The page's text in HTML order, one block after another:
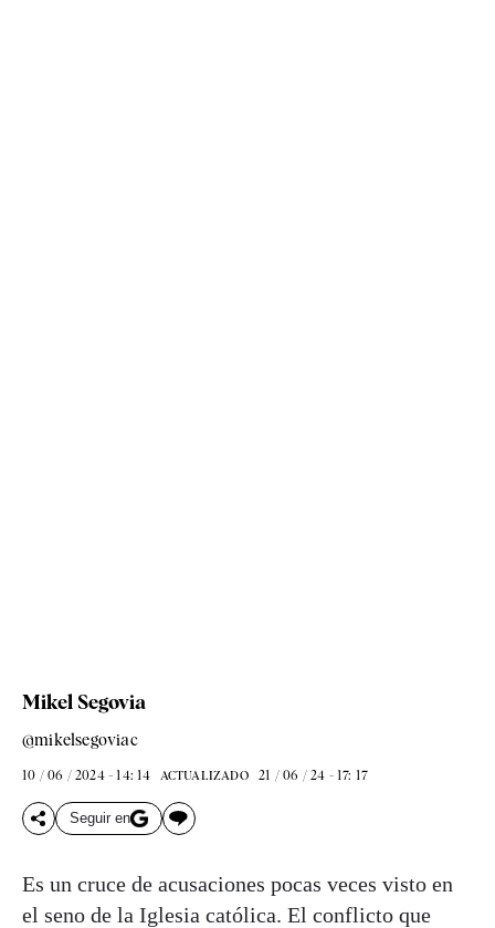
Mikel Segovia
@mikelsegoviac
10 / 06 / 2024 - 14: 14 ACTUALIZADO 21 / 06 / 24 - 17: 17
Seguir en
Es un cruce de acusaciones pocas veces visto en
el seno de la Iglesia católica. El conflicto que